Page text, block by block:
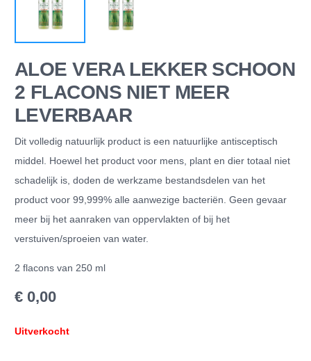
ALOE VERA LEKKER SCHOON
2 FLACONS NIET MEER
LEVERBAAR
Dit volledig natuurlijk product is een natuurlijke antisceptisch
middel. Hoewel het product voor mens, plant en dier totaal niet
schadelijk is, doden de werkzame bestandsdelen van het
product voor 99,999% alle aanwezige bacteriën. Geen gevaar
meer bij het aanraken van oppervlakten of bij het
verstuiven/sproeien van water.
2 flacons van 250 ml
€ 0,00
Uitverkocht